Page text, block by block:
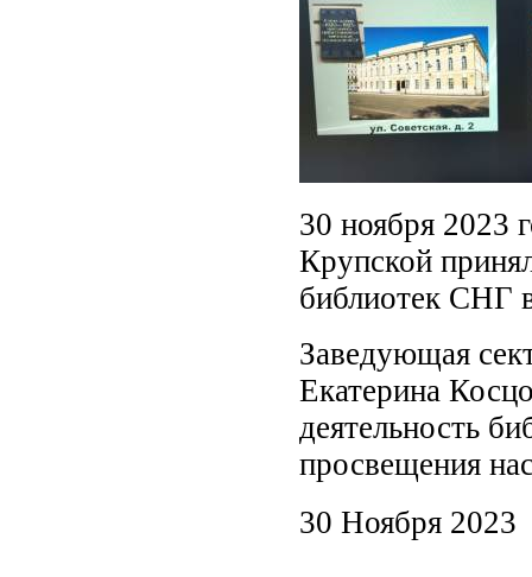
30 ноября 2023
Крупской
библиотек СНГ
Заведующая
Екатерина
деятельность
просвещения
30 Ноября 2023